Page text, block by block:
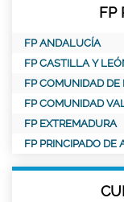
FP
FP ANDALUCÍA
FP CASTILLA Y
FP COMUNIDAD DE
FP COMUNIDAD
FP EXTREMADURA
FP PRINCIPADO DE